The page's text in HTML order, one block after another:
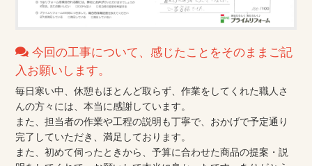
今回の工事について、感じたことをそのままご記
入お願いします。
毎日寒い中、休憩もほとんど取らず、作業をしてくれた職人さ
んの方々には、本当に感謝しています。
また、担当者の作業や工程の説明も丁寧で、おかげで予定通り
完了していただき、満足しております。
また、初めて伺ったときから、予算に合わせた商品の提案・説